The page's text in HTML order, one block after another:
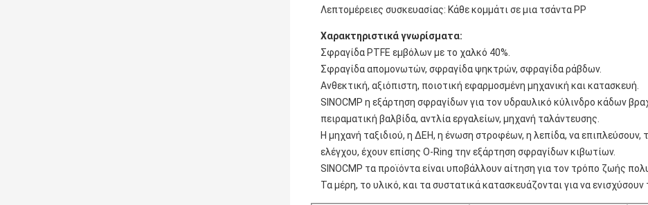
Λεπτομέρειες συσκευασίας: Κάθε κομμάτι σε μια τσάντα PP
Χαρακτηριστικά γνωρίσματα:
Σφραγίδα PTFE εμβόλων με το χαλκό 40%.
Σφραγίδα απομονωτών, σφραγίδα ψηκτρών, σφραγίδα ράβδων.
Ανθεκτική, αξιόπιστη, ποιοτική εφαρμοσμένη μηχανική και κατασκευή.
SINOCMP η εξάρτηση σφραγίδων για τον υδραυλικό κύλινδρο κάδων
πειραματική βαλβίδα, αντλία εργαλείων, μηχανή ταλάντευσης.
Η μηχανή ταξιδιού, η ΔΕΗ, η ένωση στροφέων, η λεπίδα, να επιπλεύσουν,
ελέγχου, έχουν επίσης O-Ring την εξάρτηση σφραγίδων κιβωτίων.
SINOCMP τα προϊόντα είναι υποβάλλουν αίτηση για τον τρόπο ζωής
Τα μέρη, το υλικό, και τα συστατικά κατασκευάζονται για να